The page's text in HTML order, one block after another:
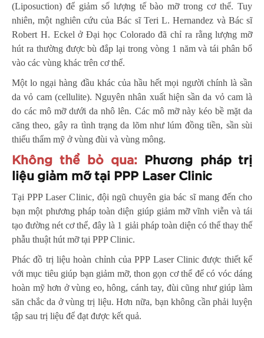
(Liposuction) để giảm số lượng tế bào mỡ trong cơ thể. Tuy
nhiên, một nghiên cứu của Bác sĩ Teri L. Hernandez và Bác sĩ
Robert H. Eckel ở Đại học Colorado đã chỉ ra rằng lượng mỡ
hút ra thường được bù đắp lại trong vòng 1 năm và tái phân bổ
vào các vùng khác trên cơ thể.
Một lo ngại hàng đầu khác của hầu hết mọi người chính là sần
da vỏ cam (cellulite). Nguyên nhân xuất hiện sần da vỏ cam là
do các mô mỡ dưới da nhô lên. Các mô mỡ này kéo bề mặt da
căng theo, gây ra tình trạng da lõm như lúm đồng tiền, sần sùi
thiếu thẩm mỹ ở vùng đùi và vùng mông.
Không thể bỏ qua:
Phương pháp trị
liệu giảm mỡ tại PPP Laser Clinic
Tại PPP Laser Clinic, đội ngũ chuyên gia bác sĩ mang đến cho
bạn một phương pháp toàn diện giúp giảm mỡ vĩnh viễn và tái
tạo đường nét cơ thể, đây là 1 giải pháp toàn diện có thể thay thế
phẫu thuật hút mỡ tại PPP Clinic.
Phác đồ trị liệu hoàn chỉnh của PPP Laser Clinic được thiết kế
với mục tiêu giúp bạn giảm mỡ, thon gọn cơ thể để có vóc dáng
hoàn mỹ hơn ở vùng eo, hông, cánh tay, đùi cũng như giúp làm
săn chắc da ở vùng trị liệu. Hơn nữa, bạn không cần phải luyện
tập sau trị liệu để đạt được kết quả.